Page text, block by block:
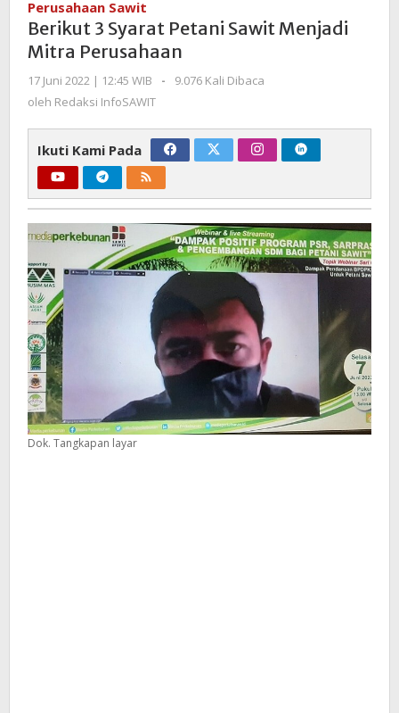
Petani
Sawit
Menjadi
Mitra
Perusahaan
Perusahaan Sawit
Berikut 3 Syarat Petani Sawit Menjadi
Mitra Perusahaan
17 Juni 2022 | 12:45 WIB
oleh
-
9.076 Kali Dibaca
oleh Redaksi InfoSAWIT
Ikuti Kami Pada
Dok. Tangkapan layar